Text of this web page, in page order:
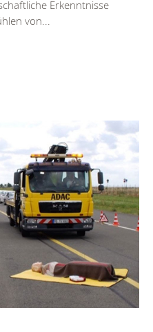
Erkenntnisse
von...